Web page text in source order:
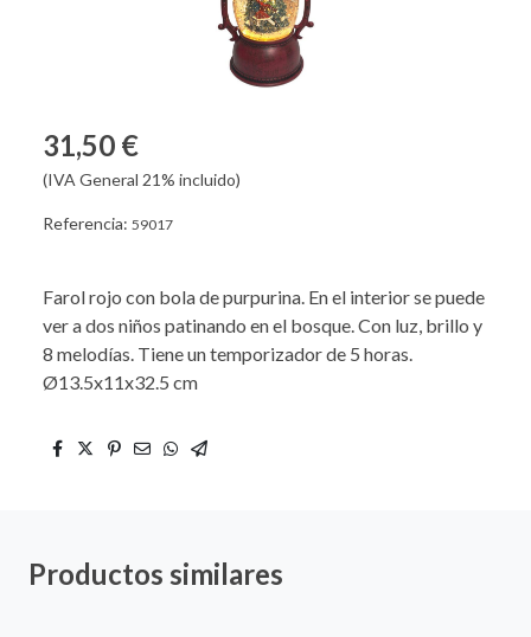
31,50 €
(IVA General 21% incluido)
Referencia: 59017
Farol rojo con bola de purpurina. En el interior se puede
ver a dos niños patinando en el bosque. Con luz, brillo y
8 melodías. Tiene un temporizador de 5 horas.
Ø13.5x11x32.5 cm
Productos similares